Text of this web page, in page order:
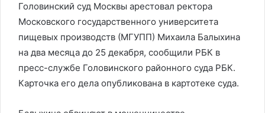
Головинский суд Москвы арестовал ректора
Московского государственного университета
пищевых производств (МГУПП) Михаила Балыхина
на два месяца до 25 декабря, сообщили РБК в
пресс-службе Головинского районного суда РБК.
Карточка его дела опубликована в картотеке суда.